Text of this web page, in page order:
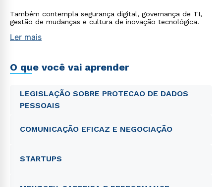
Também contempla segurança digital, governança de TI,
gestão de mudanças e cultura de inovação tecnológica.
Ler mais
O que você vai aprender
LEGISLAÇÃO SOBRE PROTECAO DE DADOS
PESSOAIS
COMUNICAÇÃO EFICAZ E NEGOCIAÇÃO
STARTUPS